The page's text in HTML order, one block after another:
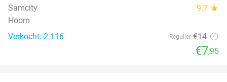
Samcity 9.7 star
Hoorn
Verkocht: 2.116
Regulier €14
€7,95